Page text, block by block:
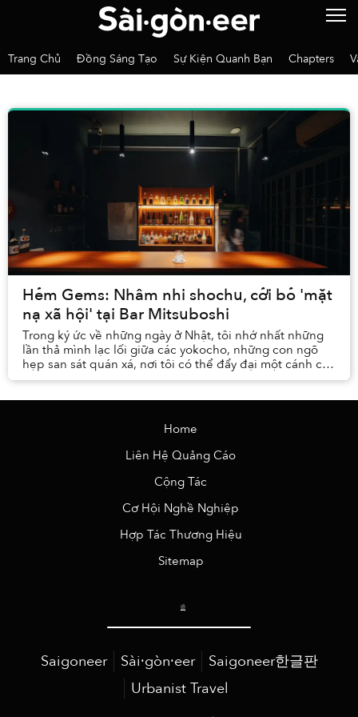
Trang Chủ Đồng Sáng Tạo Sự Kiện Quanh Bạn Chapters
Hẻm Gems: Nhâm nhi shochu, cởi bỏ 'mặt
nạ xã hội' tại Bar Mitsuboshi
Trong ký ức về những ngày ở Nhật, tôi nhớ nhất những
lần thả mình lạc lối giữa các yokocho, những con ngõ
hẹp san sát quán xá, nơi tôi có thể đẩy đại một cánh cửa
nào đó mà chẳng biết điều gì đang chờ...
Home
Liên Hệ Quảng Cáo
Cộng Tác
Cơ Hội Nghề Nghiệp
Hợp Tác Thương Hiệu
Sitemap
Saigoneer Sài·gòn·eer
Saigoneer한글판
Urbanist Travel